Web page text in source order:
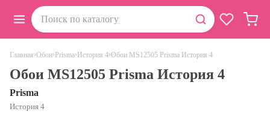
Главная›Обои› Prisma› История 4›Обои MS12505 Prisma История 4
Обои MS12505 Prisma История 4
Prisma
История 4